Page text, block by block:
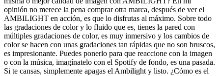
opinión no merece la pena comprar otra marca, después de ver el
AMBILIGHT en acción, es que lo disfrutas al máximo. Sobre todo
las gradaciones de color y lo fluido que es, tienes la pared con
múltiples gradaciones de color, es muy inmersivo y los cambios de
color se hacen con unas gradaciones tan rápidas que no son bruscos,
es impresionante. Puedes ponerlo para que reaccione con la imagen
o con la música, imagínatelo con el Spotify de fondo, es una pasada.
Si te cansas, simplemente apagas el Ambilight y listo. ¿Cómo es el